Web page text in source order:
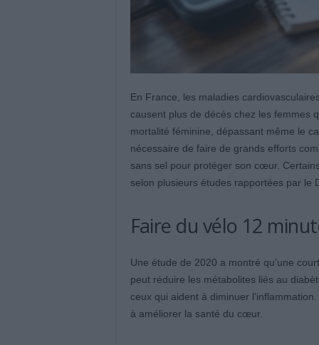
En France, les maladies
causent plus de décès chez les femmes
mortalité féminine, dépassant même le
nécessaire de faire de grands efforts
sans sel pour protéger son cœur.
selon plusieurs études rapportées par le
Faire du vélo 12
Une étude de 2020 a montré qu’une
peut réduire les métabolites liés au
ceux qui aident à diminuer
à améliorer la santé du cœur.